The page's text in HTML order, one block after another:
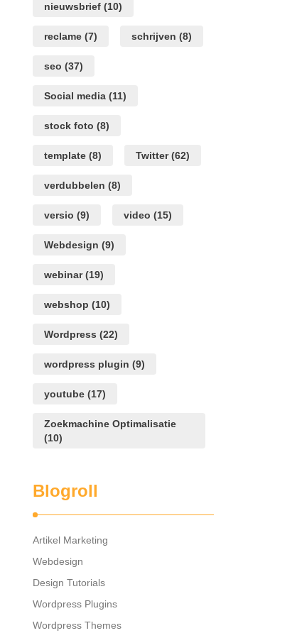
nieuwsbrief (10)
reclame (7) schrijven (8)
seo (37)
Social media (11)
stock foto (8)
template (8) Twitter(62)
verdubbelen (8)
versio (9) video (15)
Webdesign (9)
webinar(19)
webshop (10)
Wordpress (22)
wordpress plugin (9)
youtube (17)
Zoekmachine Optimalisatie
(10)
Blogroll
Artikel Marketing
Webdesign
Design Tutorials
Wordpress Plugins
Wordpress Themes